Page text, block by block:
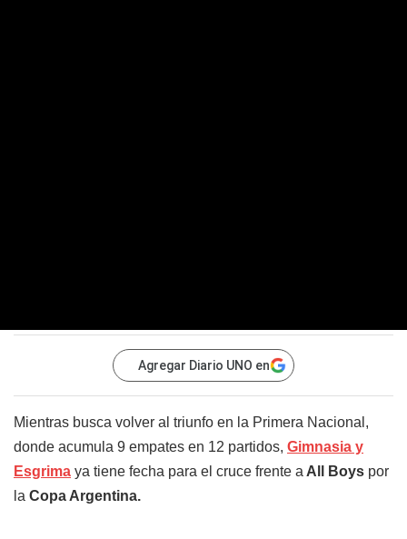
Agregar Diario UNO en
Mientras busca volver al triunfo en la Primera Nacional,
donde acumula 9 empates en 12 partidos, Gimnasia y
Esgrima ya tiene fecha para el cruce frente aAll Boys por
la Copa Argentina.